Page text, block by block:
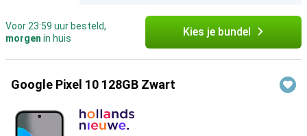
Voor 23:59 uur besteld,
morgen in huis Kies je bundel
Google Pixel 10 128GB Zwart